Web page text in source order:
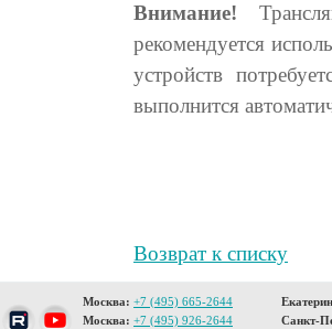
Внимание!
рекомендуется
устройств
выполнится
Возврат к списку
Москва: +7 (495) 665-2644
Москва: +7 (495) 926-2644
Санкт-